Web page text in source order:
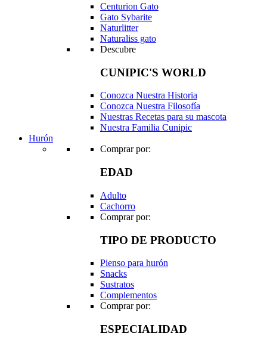
Centurion Gato
Gato Sybarite
Naturlitter
Naturaliss gato
Descubre
CUNIPIC'S WORLD
Conozca Nuestra Historia
Conozca Nuestra Filosofía
Nuestras Recetas para su mascota
Nuestra Familia Cunipic
Hurón
Comprar por:
EDAD
Adulto
Cachorro
Comprar por:
TIPO DE PRODUCTO
Pienso para hurón
Snacks
Sustratos
Complementos
Comprar por:
ESPECIALIDAD